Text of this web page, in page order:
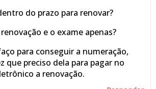
do prazo para renovar?
e o exame apenas?
para conseguir a numeração,
que preciso dela para pagar no
a renovação.